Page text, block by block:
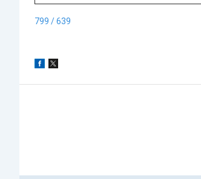
799 / 639